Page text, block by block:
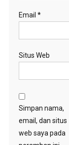
Email *
Situs Web
Simpan nama,
email, dan situs
web saya pada